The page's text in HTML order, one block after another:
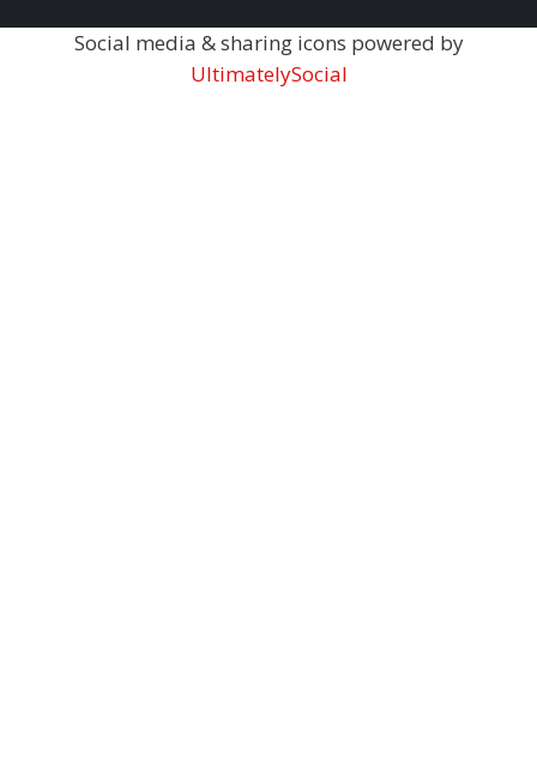
Social media & sharing icons powered by
UltimatelySocial